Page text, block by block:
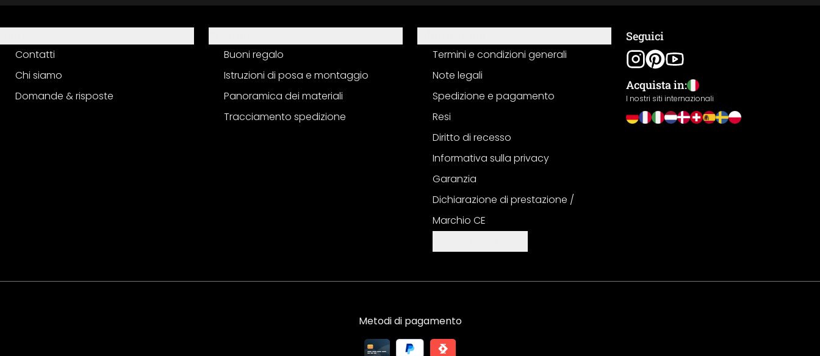
Contatti
Chi siamo
Domande & risposte
Buoni regalo
Istruzioni di posa e montaggio
Panoramica dei materiali
Tracciamento spedizione
Termini e condizioni generali
Note legali
Spedizione e pagamento
Resi
Diritto di recesso
Informativa sulla privacy
Garanzia
Dichiarazione di prestazione /
Marchio CE
Seguici
Acquista in:
I nostri siti internazionali
Metodi di pagamento